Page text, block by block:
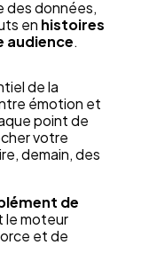
des données,
en histoires
audience.
de la
émotion et
point de
votre
demain, des
de
le moteur
et de